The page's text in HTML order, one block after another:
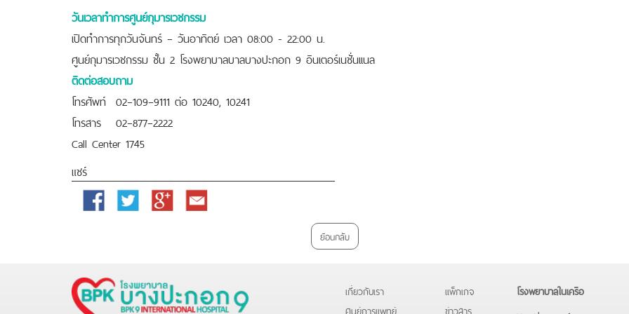
วันเวลาทำการศูนย์กุมารเวชกรรม
เปิดทำการทุกวันจันทร์ – วันอาทิตย์ เวลา 08:00 - 22:00 น.
ศูนย์กุมารเวชกรรม ชั้น 2 โรงพยาบาลบาลบางปะกอก 9 อินเตอร์เนชั่นเเนล
ติดต่อสอบถาม
โทรศัพท์ 02–109–9111 ต่อ 10240, 10241
โทรสาร 02–877–2222
Call Center 1745
แชร์
Facebook Twitter
Google
Email
ย้อนกลับ
เกี่ยวกับเรา
ศูนย์การแพทย์
แพ็กเกจ
ข่าวสาร
โรงพยาบาลในเครือ